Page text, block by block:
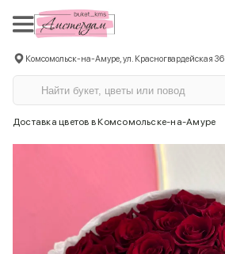
Комсомольск-на-Амуре, ул. Красногвардейская 36
Доставка цветов в Комсомольске-на-Амуре